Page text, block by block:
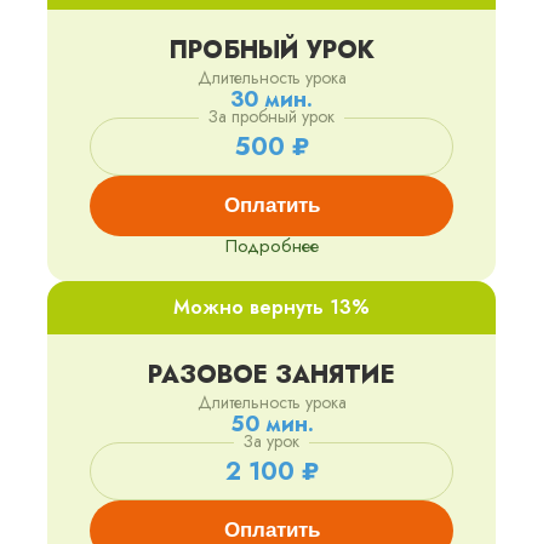
ПРОБНЫЙ УРОК
Длительность урока
30 мин.
За пробный урок
500 ₽
Оплатить
Подробнее
Можно вернуть 13%
РАЗОВОЕ ЗАНЯТИЕ
Длительность урока
50 мин.
За урок
2 100 ₽
Оплатить